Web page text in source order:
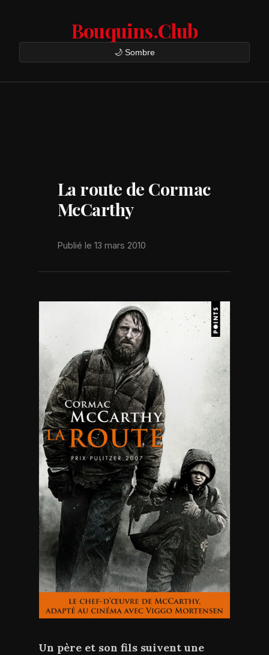
Bouquins.Club
🌙 Sombre
La route de Cormac
McCarthy
Publié le 13 mars 2010
Un père et son fils suivent une